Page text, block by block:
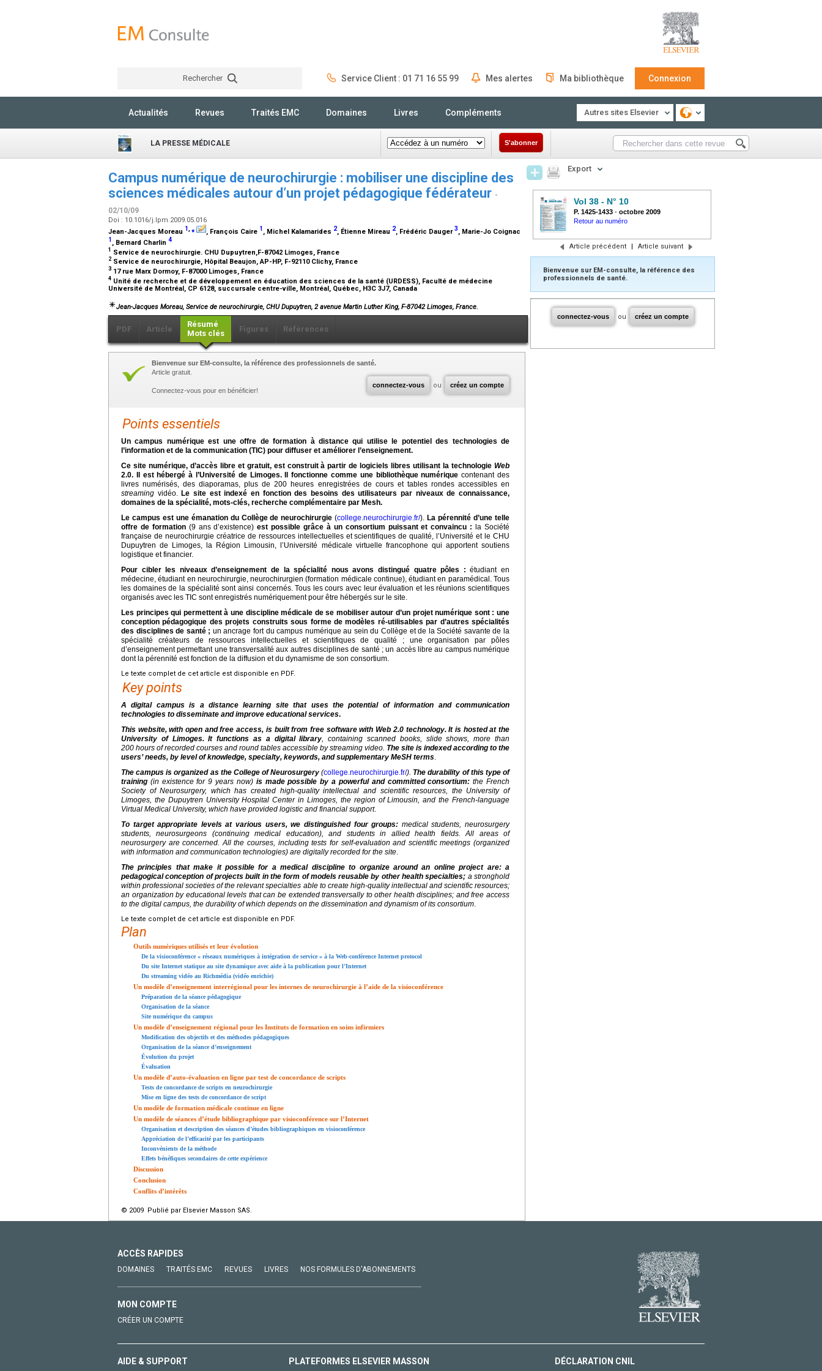
Rechercher Service Client : 01 71 16 55 99 Mes alertes Ma bibliothèque Connexion
Actualités Revues Traités EMC Domaines Livres Compléments Autres sites Elsevier
LA PRESSE MÉDICALE S'abonner
Campus numérique de neurochirurgie : mobiliser une discipline des
sciences médicales autour d’un projet pédagogique fédérateur -
02/10/09
Doi : 10.1016/j.lpm.2009.05.016
Jean-Jacques Moreau 1,⁎ , François Caire 1 , Michel Kalamarides 2, Étienne Mireau 2, Frédéric Dauger3, Marie-Jo Coignac
1 , Bernard Charlin 4
1 Service de neurochirurgie. CHU Dupuytren,F-87042 Limoges, France
2 Service de neurochirurgie, Hôpital Beaujon, AP-HP, F-92110 Clichy, France
3 17 rue Marx Dormoy, F-87000 Limoges, France
4 Unité de recherche et de développement en éducation des sciences de la santé (URDESS), Faculté de médecine
Université de Montréal, CP 6128, succursale centre-ville, Montréal, Québec, H3C 3J7, Canada
Jean-Jacques Moreau, Service de neurochirurgie, CHU Dupuytren, 2 avenue Martin Luther King, F-87042 Limoges, France.
PDF Article
Résumé
Mots clés
Figures Références
connectez-vous ou créez un compte
Bienvenue sur EM-consulte, la référence des professionnels de santé.
Article gratuit.
Connectez-vous pour en bénéficier!
Points essentiels
Un campus numérique est une offre de formation à distance qui utilise le potentiel des technologies de
l’information et de la communication (TIC) pour diffuser et améliorer l’enseignement.
Ce site numérique, d’accès libre et gratuit, est construit à partir de logiciels libres utilisant la technologie Web
2.0. Il est hébergé à l’Université de Limoges. Il fonctionne comme une bibliothèque numérique contenant des
livres numérisés, des diaporamas, plus de 200 heures enregistrées de cours et tables rondes accessibles en
streaming vidéo.Le site est indexé en fonction des besoins des utilisateurs par niveaux de connaissance,
domaines de la spécialité, mots-clés, recherche complémentaire par Mesh.
Le campus est une émanation du Collège de neurochirurgie (college.neurochirurgie.fr/).La pérennité d’une telle
offre de formation(9 ans d’existence)est possible grâce à un consortium puissant et convaincu : la Société
française de neurochirurgie créatrice de ressources intellectuelles et scientifiques de qualité, l’Université et le CHU
Dupuytren de Limoges, la Région Limousin, l’Université médicale virtuelle francophone qui apportent soutiens
logistique et financier.
Pour cibler les niveaux d’enseignement de la spécialité nous avons distingué quatre pôles : étudiant en
médecine, étudiant en neurochirurgie, neurochirurgien (formation médicale continue), étudiant en paramédical. Tous
les domaines de la spécialité sont ainsi concernés. Tous les cours avec leur évaluation et les réunions scientifiques
organisés avec les TIC sont enregistrés numériquement pour être hébergés sur le site.
Les principes qui permettent à une discipline médicale de se mobiliser autour d’un projet numérique sont : une
conception pédagogique des projets construits sous forme de modèles ré-utilisables par d’autres spécialités
des disciplines de santé ; un ancrage fort du campus numérique au sein du Collège et de la Société savante de la
spécialité créateurs de ressources intellectuelles et scientifiques de qualité ; une organisation par pôles
d’enseignement permettant une transversalité aux autres disciplines de santé ; un accès libre au campus numérique
dont la pérennité est fonction de la diffusion et du dynamisme de son consortium.
Le texte complet de cet article est disponible en PDF.
Key points
A digital campus is a distance learning site that uses the potential of information and communication
technologies to disseminate and improve educational services.
This website, with open and free access, is built from free software with Web 2.0 technology. It is hosted at the
University of Limoges. It functions as a digital library, containing scanned books, slide shows, more than
200 hours of recorded courses and round tables accessible by streaming video. The site is indexed according to the
users’ needs, by level of knowledge, specialty, keywords, and supplementary MeSH terms.
The campus is organized as the College of Neurosurgery (college.neurochirurgie.fr/). The durability of this type of
training (in existence for 9 years now) is made possible by a powerful and committed consortium: the French
Society of Neurosurgery, which has created high-quality intellectual and scientific resources, the University of
Limoges, the Dupuytren University Hospital Center in Limoges, the region of Limousin, and the French-language
Virtual Medical University, which have provided logistic and financial support.
To target appropriate levels at various users, we distinguished four groups: medical students, neurosurgery
students, neurosurgeons (continuing medical education), and students in allied health fields. All areas of
neurosurgery are concerned. All the courses, including tests for self-evaluation and scientific meetings (organized
with information and communication technologies) are digitally recorded for the site.
The principles that make it possible for a medical discipline to organize around an online project are: a
pedagogical conception of projects built in the form of models reusable by other health specialties; a stronghold
within professional societies of the relevant specialties able to create high-quality intellectual and scientific resources;
an organization by educational levels that can be extended transversally to other health disciplines; and free access
to the digital campus, the durability of which depends on the dissemination and dynamism of its consortium.
Le texte complet de cet article est disponible en PDF.
Plan
Outils numériques utilisés et leur évolution
De la visioconférence « réseaux numériques à intégration de service » à la Web-conférence Internet protocol
Du site Internet statique au site dynamique avec aide à la publication pour l’Internet
Du streaming vidéo au Richmédia (vidéo enrichie)
Un modèle d’enseignement interrégional pour les internes de neurochirurgie à l’aide de la visioconférence
Préparation de la séance pédagogique
Organisation de la séance
Site numérique du campus
Un modèle d’enseignement régional pour les Instituts de formation en soins infirmiers
Modification des objectifs et des méthodes pédagogiques
Organisation de la séance d’enseignement
Évolution du projet
Évaluation
Un modèle d’auto-évaluation en ligne par test de concordance de scripts
Tests de concordance de scripts en neurochirurgie
Mise en ligne des tests de concordance de script
Un modèle de formation médicale continue en ligne
Un modèle de séances d’étude bibliographique par visioconférence sur l’Internet
Organisation et description des séances d’études bibliographiques en visioconférence
Appréciation de l’efficacité par les participants
Inconvénients de la méthode
Effets bénéfiques secondaires de cette expérience
Discussion
Conclusion
Conflits d’intérêts
© 2009 Publié par Elsevier Masson SAS.
Export
Vol 38 - N° 10
P. 1425-1433 - octobre 2009
Retour au numéro
Article précédent | Article suivant
Bienvenue sur EM-consulte, la référence des
professionnels de santé.
connectez-vous ou créez un compte
ACCÈS RAPIDES
DOMAINES TRAITÉS EMC REVUES LIVRES NOS FORMULES D'ABONNEMENTS
MON COMPTE
CRÉER UN COMPTE
AIDE & SUPPORT PLATEFORMES ELSEVIER MASSON DÉCLARATION CNIL